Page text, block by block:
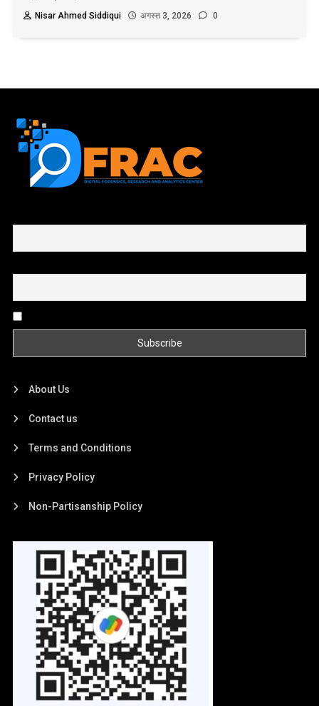
Nisar Ahmed Siddiqui
अगस्त 3, 2026 0
About Us
Contact us
Terms and Conditions
Privacy Policy
Non-Partisanship Policy